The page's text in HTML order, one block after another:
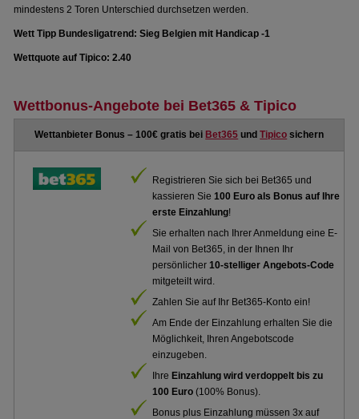
mindestens 2 Toren Unterschied durchsetzen werden.
Wett Tipp Bundesligatrend: Sieg Belgien mit Handicap -1
Wettquote auf Tipico: 2.40
Wettbonus-Angebote bei Bet365 & Tipico
Wettanbieter Bonus – 100€ gratis bei Bet365 undTipico sichern
Registrieren Sie sich bei Bet365 und
kassieren Sie100 Euro als Bonus auf Ihre
erste Einzahlung!
Sie erhalten nach Ihrer Anmeldung eine E-
Mail von Bet365, in der Ihnen Ihr
persönlicher10-stelliger Angebots-Code
mitgeteilt wird.
Zahlen Sie auf Ihr Bet365-Konto ein!
Am Ende der Einzahlung erhalten Sie die
Möglichkeit, Ihren Angebotscode
einzugeben.
Ihre Einzahlung wird verdoppelt bis zu
100 Euro (100% Bonus).
Bonus plus Einzahlung müssen 3x auf